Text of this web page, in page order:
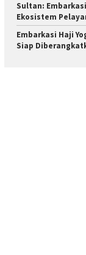
Sultan:
Ekosistem
Embarkasi Haji
Siap